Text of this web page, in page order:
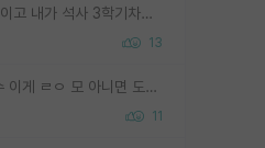
가지마라. 신생랩이고 내가 석사 3학기차인데 최고참인데 나도 아무것도 모르는데 교수가 후배들 왜 논문 교육 안시키냐. 논문 왜 안 써오냐 닦달한다
13
신생랩+젊은 교수 이게 ㄹㅇ 모 아니면 도인듯.
11